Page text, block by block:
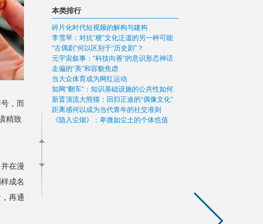
，而
精致
在漫
成名
再通
否有第三种选择？
本类排行
碎片化时代短视频的解构与建构
李雪琴：对抗“梗”文化泛滥的另一种可能
性
“古偶剧”何以区别于“历史剧”？
元宇宙叙事：“科技向善”的意识形态神话
走偏的“美”和容貌焦虑
当大众体育成为网红运动
知网“翻车”：知识基础设施的公共性如何
重建？
新晋顶流大熊猫：回归正途的“偶像文化”
距离感何以成为当代青年的社交准则
《隐入尘烟》：卑微如尘土的个体也值